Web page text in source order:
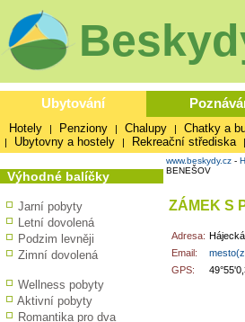
Ubytování
Hotely | Penziony | Chalupy | Chatky a
| Ubytovny a hostely | Rekreační střediska |
Výhodné balíčky
Jarní pobyty
Letní dovolená
Podzim levněji
Zimní dovolená
Wellness pobyty
Aktivní pobyty
Romantika pro dva
www.beskydy.cz -
BENEŠOV
ZÁMEK S
Adresa:
Email:
GPS: